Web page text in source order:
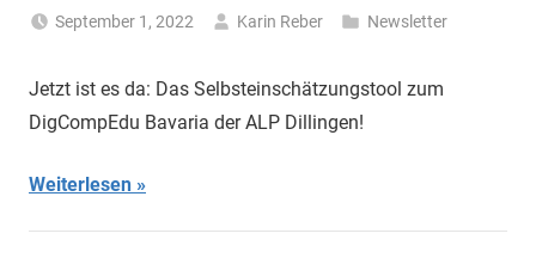
September 1, 2022 Karin Reber Newsletter
Jetzt ist es da: Das Selbsteinschätzungstool zum
DigCompEdu Bavaria der ALP Dillingen!
Weiterlesen